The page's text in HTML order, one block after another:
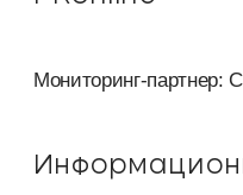
Мониторинг-партнер: